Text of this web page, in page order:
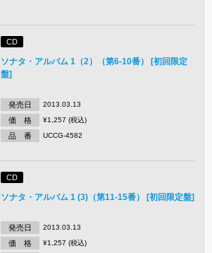
CD
ソナタ・アルバム 1（2）（第6-10番） [初回限定
盤]
発売日 2013.03.13
価 格 ¥1,257 (税込)
品 番 UCCG-4582
CD
ソナタ・アルバム 1 (3)（第11-15番） [初回限定盤]
発売日 2013.03.13
価 格 ¥1,257 (税込)